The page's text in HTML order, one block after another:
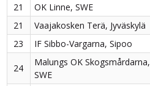
21 OK Linne, SWE
21
Vaajakosken Terä, Jyväskylä
23
IF Sibbo-Vargarna, Sipoo
24
Malungs OK Skogsmårdarna,
SWE